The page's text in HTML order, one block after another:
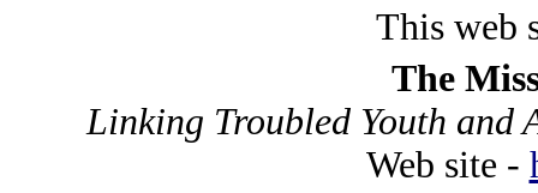
This web
The
Linking Troubled Youth and
Web site -